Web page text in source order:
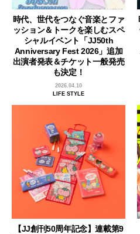
時代、世代をつなぐ音楽とファ
ッション＆トークを楽しむスペ
シャルイベント「JJ50th
Anniversary Fest 2026」追加
出演者発表＆チケット一般発売
も決定！
2026.04.10
LIFE STYLE
【JJ創刊50周年記念】連載第9